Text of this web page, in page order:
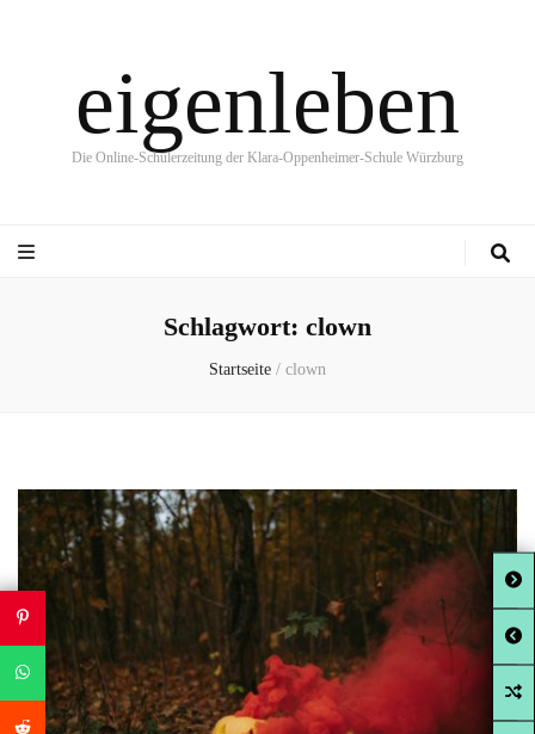
eigenleben
Die Online-Schülerzeitung der Klara-Oppenheimer-Schule Würzburg
Schlagwort: clown
Startseite / clown